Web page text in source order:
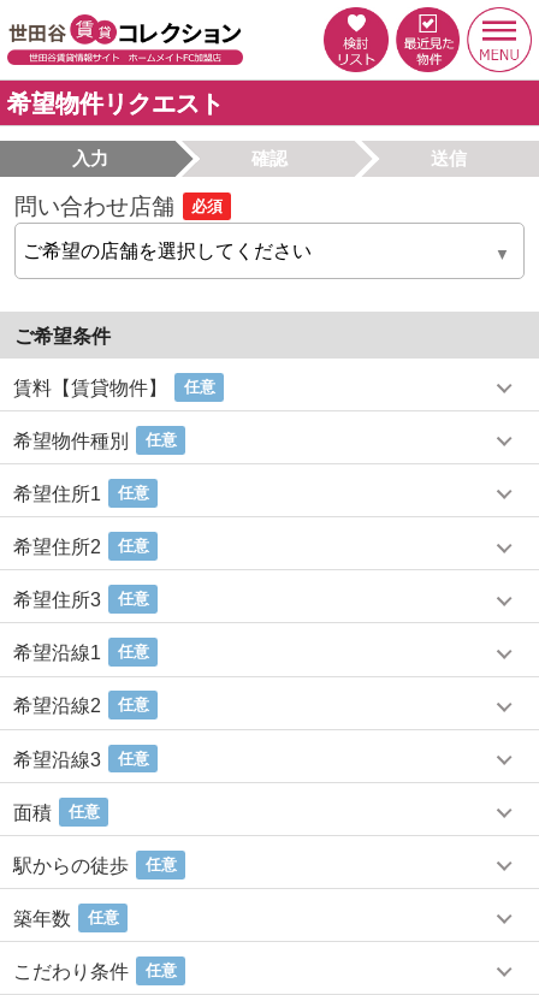
希望物件リクエスト
入力 確認 送信
問い合わせ店舗 必須
ご希望条件
賃料【賃貸物件】 任意
希望物件種別 任意
希望住所1 任意
希望住所2 任意
希望住所3 任意
希望沿線1 任意
希望沿線2 任意
希望沿線3 任意
面積 任意
駅からの徒歩 任意
築年数 任意
こだわり条件 任意